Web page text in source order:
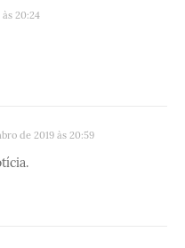
20:24
de 2019 às 20:59